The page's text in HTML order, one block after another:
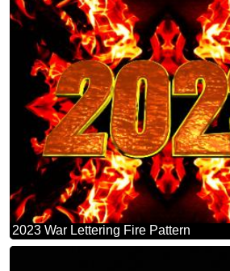
2023 War Lettering Fire Pattern